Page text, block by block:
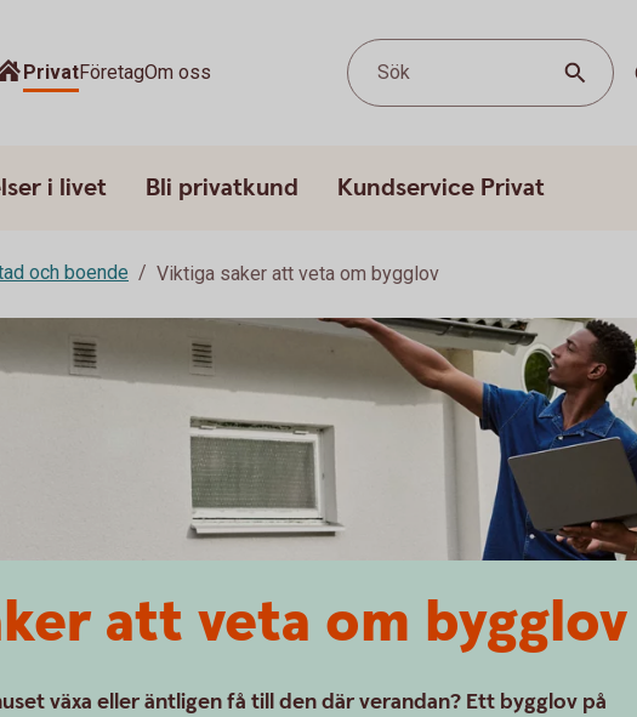
PrivatFöretagOm oss Sök
i livet Bli privatkund Kundservice Privat
och boende Viktiga saker att veta om bygglov
att veta om bygglov
växa eller äntligen få till den där verandan? Ett bygglov på